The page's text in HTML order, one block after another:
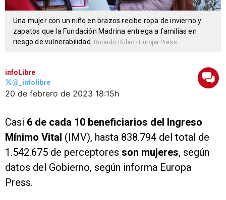
Una mujer con un niño en brazos recibe ropa de invierno y
zapatos que la Fundación Madrina entrega a familias en
riesgo de vulnerabilidad.
Ricardo Rubio - Europa Press
infoLibre
@_infolibre
20 de febrero de 2023 18:15h
Casi 6 de cada 10 beneficiarios del Ingreso
Mínimo Vital (IMV), hasta 838.794 del total de
1.542.675 de perceptores son mujeres, según
datos del Gobierno, según informa Europa
Press.